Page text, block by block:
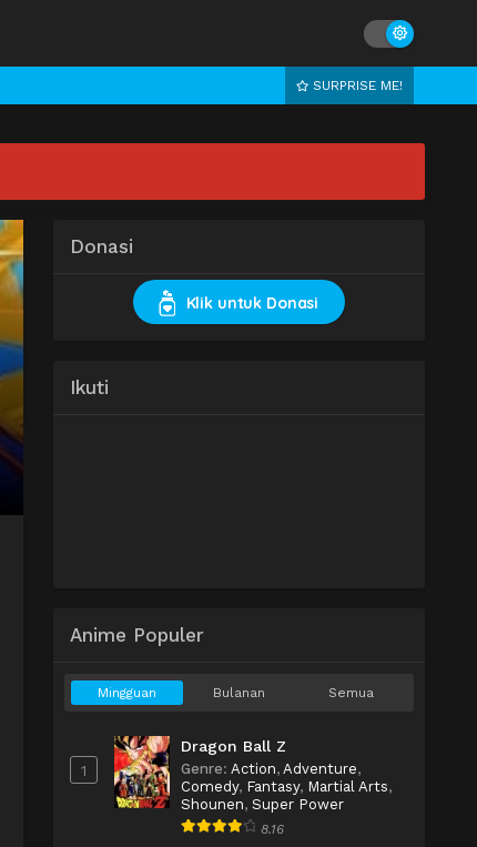
SURPRISE ME!
Donasi
Klik untuk Donasi
Ikuti
Anime Populer
Mingguan Bulanan Semua
1
Dragon Ball Z
Genre: Action, Adventure,
Comedy, Fantasy, Martial Arts,
Shounen, Super Power
8.16